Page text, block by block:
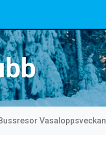
Vasaloppsveckan